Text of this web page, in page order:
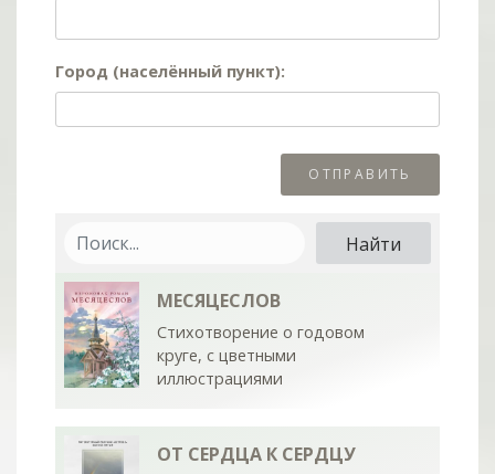
Город (населённый пункт):
МЕСЯЦЕСЛОВ
Стихотворение о годовом
круге, с цветными
иллюстрациями
ОТ СЕРДЦА К СЕРДЦУ